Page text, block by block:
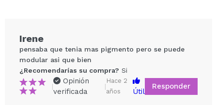
Irene
pensaba que tenia mas pigmento pero se puede
modular asi que bien
¿Recomendarías su compra? Si
|
Opinión
verificada
|
Hace 2
años
Útil
Responder